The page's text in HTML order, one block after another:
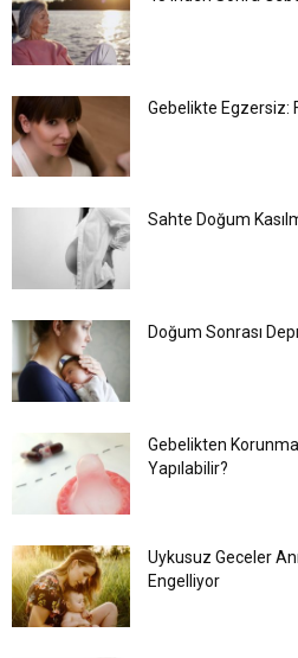
Gebelikte Egzersiz:
Sahte Doğum
Doğum Sonrası
Gebelikten
Yapılabilir?
Uykusuz Geceler
Engelliyor